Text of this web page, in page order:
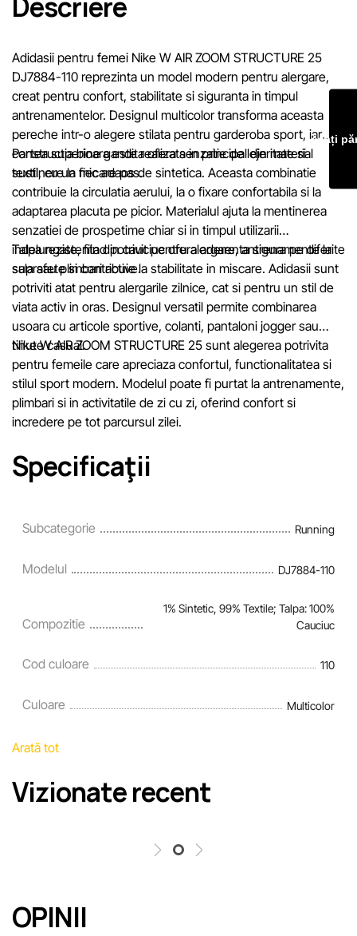
cadourilor, plăților în rate și creditării pot fi modificate de către
compania Sportlandia în mod unilateral și fără notificare
Echipa noastră verifică și actualizează periodic informațiile de
site pentru a identifica și corecta prompt eventualele erori în
mai scurt termen rezonabil.
Descriere
Adidasii pentru femei Nike W AIR ZOOM STRUCTURE 25
DJ7884-110 reprezinta un model modern pentru alergare,
creat pentru confort, stabilitate si siguranta in timpul
antrenamentelor. Designul multicolor transforma aceasta
pereche intr-o alegere stilata pentru garderoba sport, iar
constructia bine gandita ofera senzatie de lejeritate si
sustinere la fiecare pas.
Partea superioara este realizata in principal din material
textil, cu un mic adaos de sintetica. Aceasta combinatie
contribuie la circulatia aerului, la o fixare confortabila si la
adaptarea placuta pe picior. Materialul ajuta la mentinerea
senzatiei de prospetime chiar si in timpul utilizarii
indelungate, fiind potrivit pentru alergare, antrenamente la
sala sau plimbari active.
Talpa rezistenta din cauciuc ofera aderenta sigura pe diferite
suprafete si contribuie la stabilitate in miscare. Adidasii sunt
potriviti atat pentru alergarile zilnice, cat si pentru un stil de
viata activ in oras. Designul versatil permite combinarea
usoara cu articole sportive, colanti, pantaloni jogger sau
tinute casual.
Nike W AIR ZOOM STRUCTURE 25 sunt alegerea potrivita
pentru femeile care apreciaza confortul, functionalitatea si
stilul sport modern. Modelul poate fi purtat la antrenamente,
plimbari si in activitatile de zi cu zi, oferind confort si
incredere pe tot parcursul zilei.
Specificaţii
Subcategorie Running
Modelul DJ7884-110
Compozitie
1% Sintetic, 99% Textile; Talpa: 100%
Cauciuc
Cod culoare 110
Culoare Multicolor
Arată tot
Vizionate recent
OPINII
Lăsați